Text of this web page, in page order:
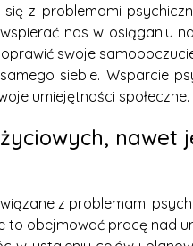
z problemami
nas w osiąganiu
swoje
siebie. Wsparcie
umiejętności społeczne.
nawet
z problemami
to obejmować pracę nad